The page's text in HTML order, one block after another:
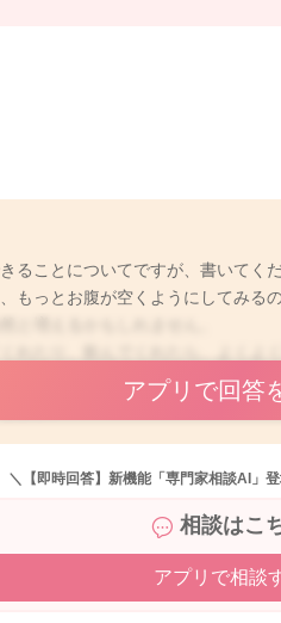
ることについてですが、書いてく
もっとお腹が空くようにしてみる
ます。
アプリで回答
＼【即時回答】新機能「専門家相談AI」
相談はこ
アプリで相談